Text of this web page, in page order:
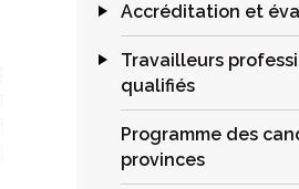
Accréditation et
Travailleurs
qualifiés
Programme des
provinces